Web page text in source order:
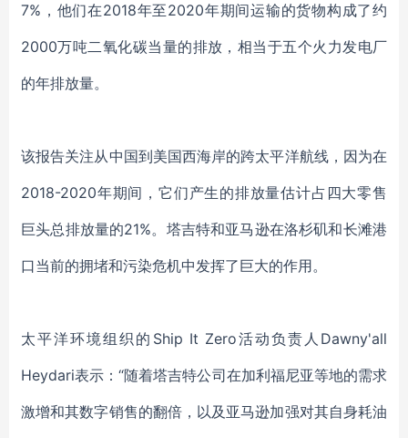
7%，他们在2018年至2020年期间运输的货物构成了约
2000万吨二氧化碳当量的排放，相当于五个火力发电厂
的年排放量。
该报告关注从中国到美国西海岸的跨太平洋航线，因为在
2018-2020年期间，它们产生的排放量估计占四大零售
巨头总排放量的21%。塔吉特和亚马逊在洛杉矶和长滩港
口当前的拥堵和污染危机中发挥了巨大的作用。
太平洋环境组织的Ship It Zero活动负责人Dawny'all
Heydari表示：“随着塔吉特公司在加利福尼亚等地的需求
激增和其数字销售的翻倍，以及亚马逊加强对其自身耗油